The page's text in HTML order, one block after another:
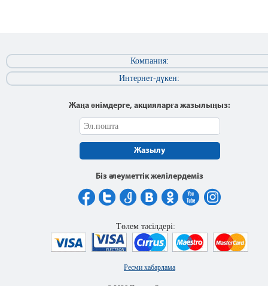
Компания:
Интернет-дүкен:
Жаңа өнімдерге, акцияларға жазылыңыз:
Жазылу
Біз әлеуметтік желілердеміз
Ресми хабарлама
Төлем тәсілдері: